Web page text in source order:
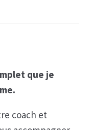
que je
coach et